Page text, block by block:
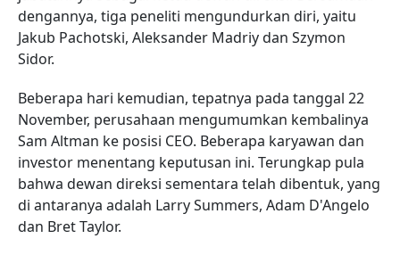
dengannya, tiga peneliti mengundurkan diri, yaitu
Jakub Pachotski, Aleksander Madriy dan Szymon
Sidor.
Beberapa hari kemudian, tepatnya pada tanggal 22
November, perusahaan mengumumkan kembalinya
Sam Altman ke posisi CEO. Beberapa karyawan dan
investor menentang keputusan ini. Terungkap pula
bahwa dewan direksi sementara telah dibentuk, yang
di antaranya adalah Larry Summers, Adam D'Angelo
dan Bret Taylor.